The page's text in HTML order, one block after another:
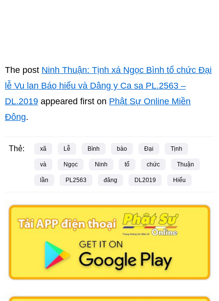
The post Ninh Thuận: Tịnh xá Ngọc Bình tổ chức Đại
lễ Vu lan Báo hiếu và Dâng y Ca sa PL.2563 –
DL.2019 appeared first on Phật Sự Online Miền
Đông.
Thẻ: xã Lễ Bình bào Đại Tịnh
và Ngọc Ninh tổ chức Thuận
lần PL2563 đăng DL2019 Hiếu